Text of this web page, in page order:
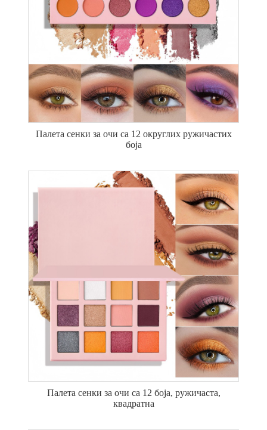
Палета сенки за очи са 12 округлих ружичастих
боја
Палета сенки за очи са 12 боја, ружичаста,
квадратна